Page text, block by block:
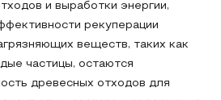
и выработки энергии,
рекуперации
веществ, таких как
частицы, остаются
древесных отходов для